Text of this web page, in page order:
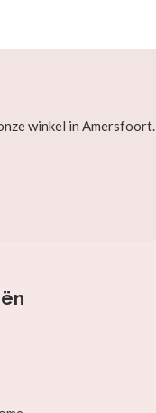
winkel in Amersfoort.